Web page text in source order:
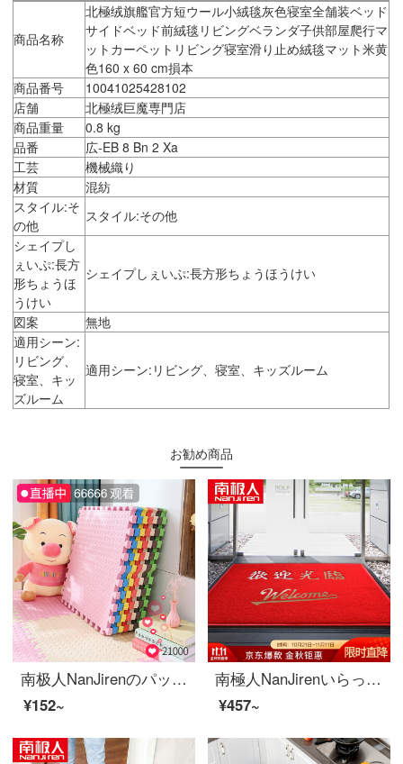
商品名称
北極绒旗艦官方短ウール小絨毯灰色寝室全舗装ベッド
サイドベッド前絨毯リビングベランダ子供部屋爬行マ
ットカーペットリビング寝室滑り止め絨毯マット米黄
色160 x 60 cm損本
商品番号
10041025428102
店舗
北極绒巨魔専門店
商品重量
0.8 kg
品番
広-EB 8 Bn 2 Xa
工芸
機械織り
材質
混紡
スタイル:そ
の他
スタイル:その他
シェイプし
ぇいぷ:長方
形ちょうほ
うけい
シェイプしぇいぷ:長方形ちょうほうけい
図案
無地
適用シーン:
リビング、
寝室、キッ
ズルーム
適用シーン:リビング、寝室、キッズルーム
お勧め商品
南极人NanJirenのパッド子供のベッドルームのジグソーパズルの床の赤ちゃんの爬行パッドの厚い泡のパッド畳の滑り止めマットのゲームパッド30*30 cmカレーライス9枚セット
¥152~
南極人NanJirenいらっしゃいません。ドアマットを玄関に敷いて、客を迎えるためにマットを入れて、家庭用の商用吸水滑り止めマット80*120 cmをこすります。
¥457~